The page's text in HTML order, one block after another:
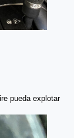
pueda explotar